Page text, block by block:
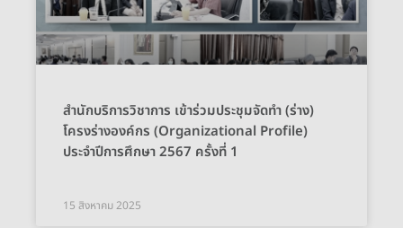
สำนักบริการวิชาการ เข้าร่วมประชุมจัดทำ (ร่าง)
โครงร่างองค์กร (Organizational Profile)
ประจำปีการศึกษา 2567 ครั้งที่ 1
15 สิงหาคม 2025